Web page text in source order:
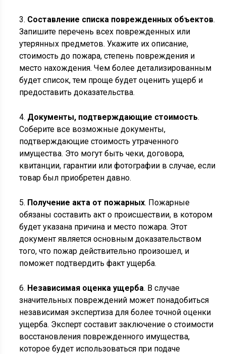
3. Составление списка поврежденных объектов.
Запишите перечень всех поврежденных или
утерянных предметов. Укажите их описание,
стоимость до пожара, степень повреждения и
место нахождения. Чем более детализированным
будет список, тем проще будет оценить ущерб и
предоставить доказательства.
4. Документы, подтверждающие стоимость.
Соберите все возможные документы,
подтверждающие стоимость утраченного
имущества. Это могут быть чеки, договора,
квитанции, гарантии или фотографии в случае, если
товар был приобретен давно.
5. Получение акта от пожарных. Пожарные
обязаны составить акт о происшествии, в котором
будет указана причина и место пожара. Этот
документ является основным доказательством
того, что пожар действительно произошел, и
поможет подтвердить факт ущерба.
6. Независимая оценка ущерба. В случае
значительных повреждений может понадобиться
независимая экспертиза для более точной оценки
ущерба. Эксперт составит заключение о стоимости
восстановления поврежденного имущества,
которое будет использоваться при подаче